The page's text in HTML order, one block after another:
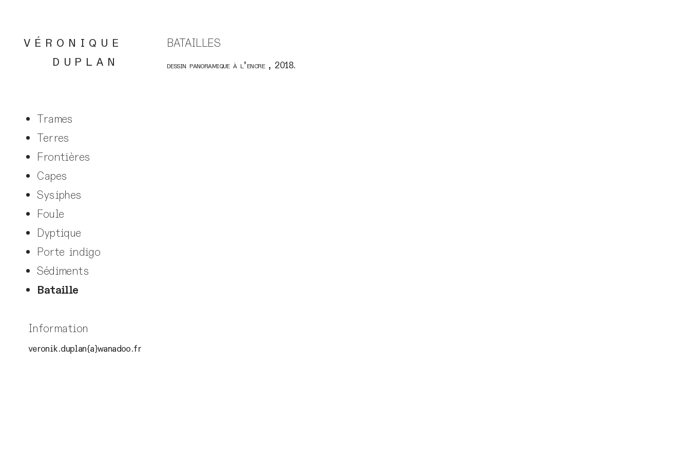
V É R O N I Q U E
D U P L A N
Trames
Terres
Frontières
Capes
Sysiphes
Foule
Dyptique
Porte indigo
Sédiments
Bataille
Information
veronik.duplan{a}wanadoo.fr
BATAILLES
dessin panoramique à l’encre , 2018.